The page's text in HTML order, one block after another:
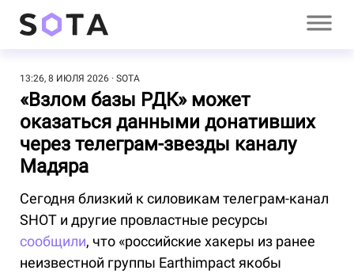
13:26, 8 ИЮЛЯ 2026 SOTA
«Взлом базы РДК» может
оказаться данными донативших
через телеграм-звезды каналу
Мадяра
Сегодня близкий к силовикам телеграм-канал
SHOT и другие провластные ресурсы
сообщили, что «российские хакеры из ранее
неизвестной группы Earthimpact якобы